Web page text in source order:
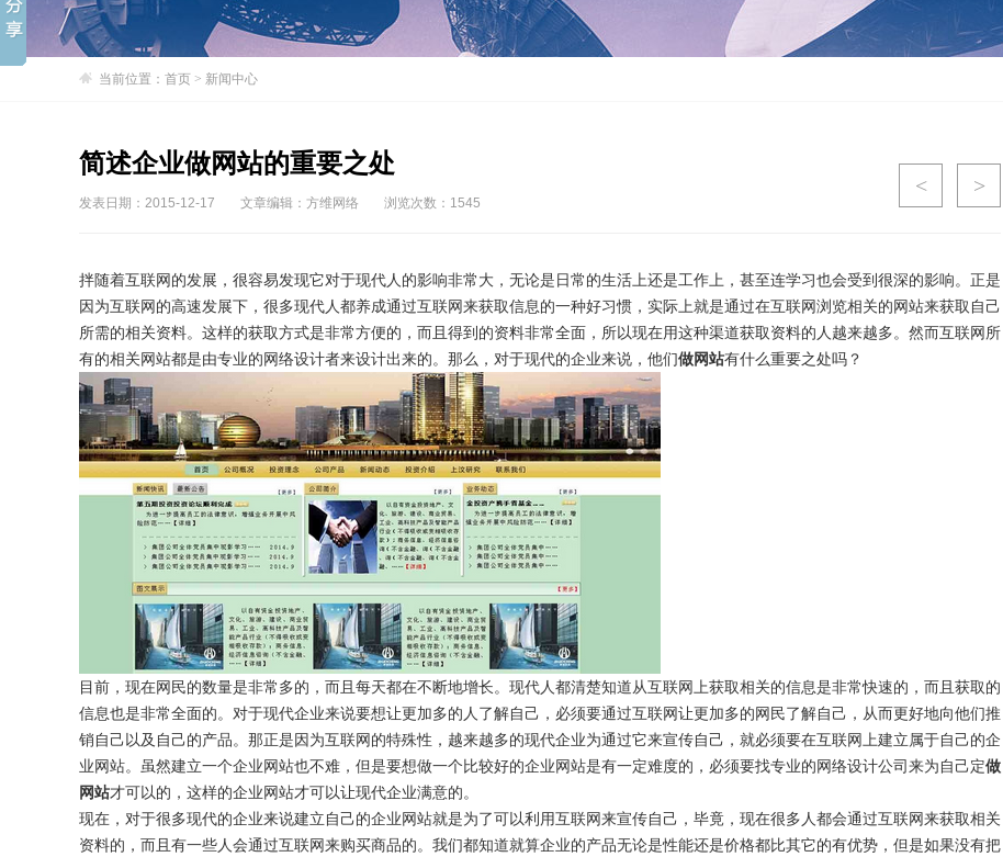
当前位置： 首页 > 新闻中心
< >
简述企业做网站的重要之处
发表日期：2015-12-17 文章编辑：方维网络 浏览次数：1545
拌随着互联网的发展，很容易发现它对于现代人的影响非常大，无论是日常的生活上还是工作上，甚至连学习也会受到很深的影响。正是
因为互联网的高速发展下，很多现代人都养成通过互联网来获取信息的一种好习惯，实际上就是通过在互联网浏览相关的网站来获取自己
所需的相关资料。这样的获取方式是非常方便的，而且得到的资料非常全面，所以现在用这种渠道获取资料的人越来越多。然而互联网所
有的相关网站都是由专业的网络设计者来设计出来的。那么，对于现代的企业来说，他们做网站有什么重要之处吗？
目前，现在网民的数量是非常多的，而且每天都在不断地增长。现代人都清楚知道从互联网上获取相关的信息是非常快速的，而且获取的
信息也是非常全面的。对于现代企业来说要想让更加多的人了解自己，必须要通过互联网让更加多的网民了解自己，从而更好地向他们推
销自己以及自己的产品。那正是因为互联网的特殊性，越来越多的现代企业为通过它来宣传自己，就必须要在互联网上建立属于自己的企
业网站。虽然建立一个企业网站也不难，但是要想做一个比较好的企业网站是有一定难度的，必须要找专业的网络设计公司来为自己定做
网站才可以的，这样的企业网站才可以让现代企业满意的。
现在，对于很多现代的企业来说建立自己的企业网站就是为了可以利用互联网来宣传自己，毕竟，现在很多人都会通过互联网来获取相关
资料的，而且有一些人会通过互联网来购买商品的。我们都知道就算企业的产品无论是性能还是价格都比其它的有优势，但是如果没有把